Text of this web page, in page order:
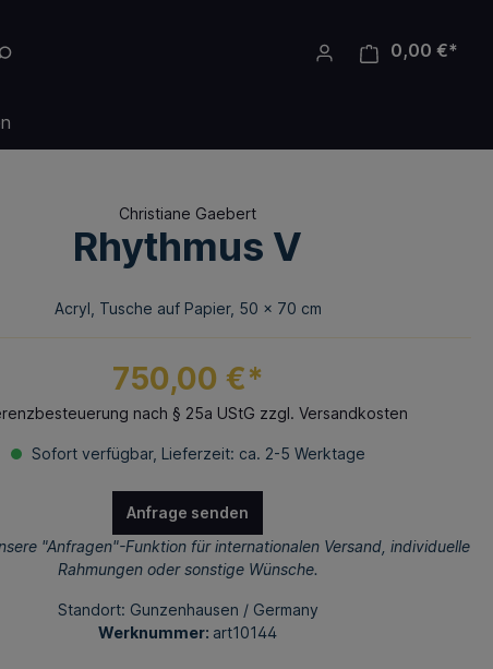
0,00 €*
Christiane Gaebert
Rhythmus V
Acryl, Tusche auf Papier, 50 x 70 cm
750,00 €*
nach § 25a UStG zzgl. Versandkosten
Sofort verfügbar, Lieferzeit: ca. 2-5 Werktage
Anfrage senden
"Anfragen"-Funktion für internationalen Versand, individuelle
Rahmungen oder sonstige Wünsche.
Standort: Gunzenhausen / Germany
Werknummer: art10144